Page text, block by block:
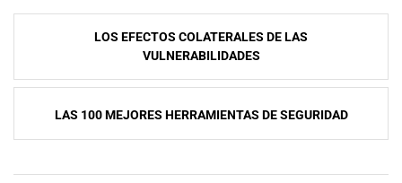
NavegaciÃ³n
entradas
LOS EFECTOS COLATERALES DE LAS
VULNERABILIDADES
LAS 100 MEJORES HERRAMIENTAS DE SEGURIDAD